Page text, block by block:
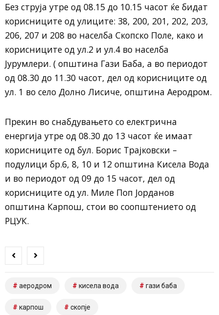
Без струја утре од 08.15 до 10.15 часот ќе бидат
корисниците од улиците: 38, 200, 201, 202, 203,
206, 207 и 208 во населба Скопско Поле, како и
корисниците од ул.2 и ул.4 во населба
Јурумлери. ( општина Гази Баба, а во периодот
од 08.30 до 11.30 часот, дел од корисниците од
ул. 1 во село Долно Лисиче, општина Аеродром.
Прекин во снабдувањето со електрична
енергија утре од 08.30 до 13 часот ќе имаат
корисниците од бул. Борис Трајковски –
подулици бр.6, 8, 10 и 12 општина Кисела Вода
и во периодот од 09 до 15 часот, дел од
корисниците од ул. Миле Поп Јорданов
општина Карпош, стои во соопштението од
РЦУК.
аеродром кисела вода гази баба
карпош скопје